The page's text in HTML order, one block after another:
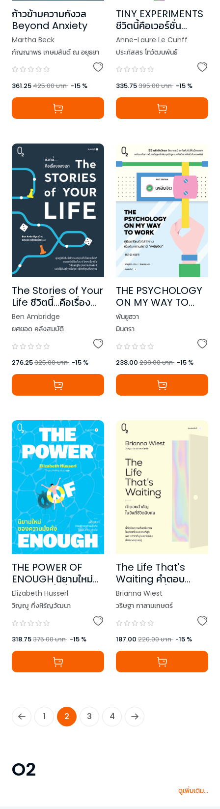
ก้าวข้ามความกังวล
Beyond Anxiety
Martha Beck
กัญญาพร เกษมสันต์ ณ​ อยุธยา
361.25425.00บาท -15 %
TINY EXPERIMENTS
ชีวิตนี้คือเวอร์ชั่น
ทดลอง
Anne-Laure Le Cunff
ประภัสสร โทวัฒนพันธ์
335.75395.00บาท -15 %
The Stories of Your
Life ชีวิตนี้…คือเรื่อง
ของเรา
Ben Ambridge
ยศยอด คลังสมบัติ
276.25325.00บาท -15 %
THE PSYCHOLOGY
ON MY WAY TO
WORK คู่มือเตรียมใจ
ไปทำงาน เมื่อต้องผ่าน
พันยูฮวา
มินตรา
238.00 280.00บาท -15 %
THE POWER OF
ENOUGH นิยามใหม่
ของความมั่งคั่ง
Elizabeth Husserl
วิญญู กิ่งหิรัญวัฒนา
318.75375.00บาท -15 %
The Life That's
Waiting คำตอบ
สำคัญในวันที่ชีวิตสับสน
Brianna Wiest
วริษฐา กาลามเกษตร์
187.00 220.00บาท -15 %
1 2 3 4
O2
ดูเพิ่มเติม...